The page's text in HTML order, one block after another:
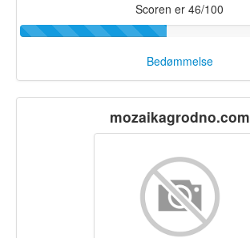
Scoren er 46/100
Bedømmelse
mozaikagrodno.com